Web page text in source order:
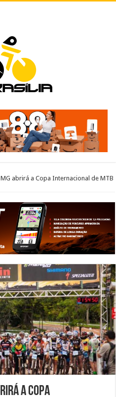
abrirá a Copa Internacional de MTB
a Copa